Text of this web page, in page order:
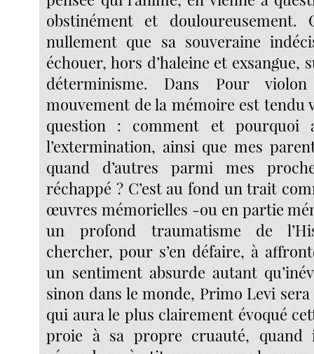
obstinément et douloureusement.
nullement que sa souveraine
échouer, hors d’haleine et exsangue,
déterminisme. Dans Pour
mouvement de la mémoire est tendu
question : comment et pourquoi
l’extermination, ainsi que mes
quand d’autres parmi mes
réchappé ? C’est au fond un trait
œuvres mémorielles -ou en partie
un profond traumatisme de
chercher, pour s’en défaire, à
un sentiment absurde autant
sinon dans le monde, Primo Levi
qui aura le plus clairement évoqué
proie à sa propre cruauté, quand